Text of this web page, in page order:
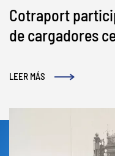
Cotraport
de cargadores
LEER MÁS